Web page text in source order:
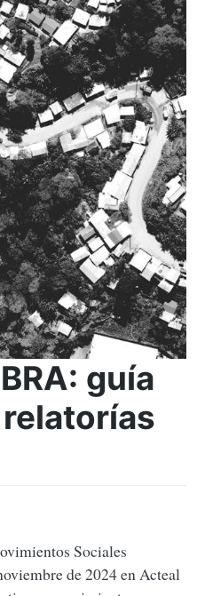
guía
Sociales
de 2024 en Acteal